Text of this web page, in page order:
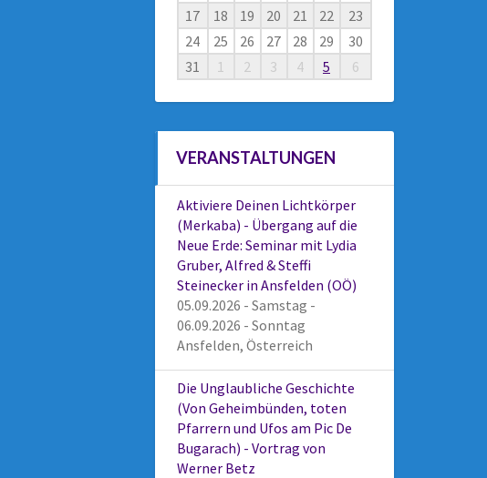
17
18 19 20 21 22
23
24
25 26 27 28 29
30
31
1 2 3 4 5 6
VERANSTALTUNGEN
Aktiviere Deinen Lichtkörper
(Merkaba) - Übergang auf die
Neue Erde: Seminar mit Lydia
Gruber, Alfred & Steffi
Steinecker in Ansfelden (OÖ)
05.09.2026 - Samstag -
06.09.2026 - Sonntag
Ansfelden, Österreich
Die Unglaubliche Geschichte
(Von Geheimbünden, toten
Pfarrern und Ufos am Pic De
Bugarach) - Vortrag von
Werner Betz